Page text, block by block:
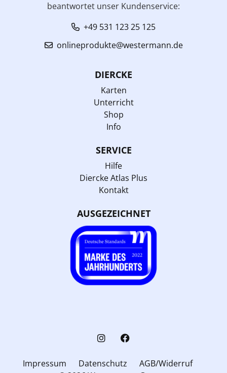
beantwortet unser Kundenservice:
+49 531 123 25 125
onlineprodukte@westermann.de
DIERCKE
Karten
Unterricht
Shop
Info
SERVICE
Hilfe
Diercke Atlas Plus
Kontakt
AUSGEZEICHNET
Impressum Datenschutz
AGB/Widerruf